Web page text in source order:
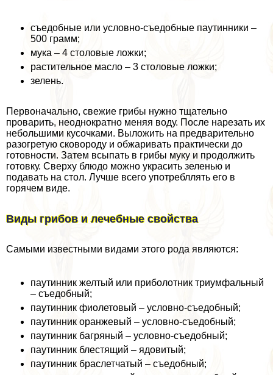
съедобные или условно-съедобные паутинники –
500 грамм;
мука – 4 столовые ложки;
растительное масло – 3 столовые ложки;
зелень.
Первоначально, свежие грибы нужно тщательно
проварить, неоднократно меняя воду. После нарезать их
небольшими кусочками. Выложить на предварительно
разогретую сковороду и обжаривать пpaктически до
готовности. Затем всыпать в грибы муку и продолжить
готовку. Сверху блюдо можно украсить зеленью и
подавать на стол. Лучше всего употрeбллять его в
горячем виде.
Виды грибов и лечебные свойства
Самыми известными видами этого рода являются:
паутинник желтый или приболотник триумфальный
– съедобный;
паутинник фиолетовый – условно-съедобный;
паутинник оранжевый – условно-съедобный;
паутинник багряный – условно-съедобный;
паутинник блестящий – ядовитый;
паутинник браслетчатый – съедобный;